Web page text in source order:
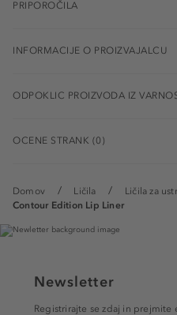
Domov Ličila Ličila za
Contour Edition Lip Liner
PRIPOROČILA
INFORMACIJE O PROIZVAJALCU
ODPOKLIC PROIZVODA IZ
OCENE STRANK (0)
Newsletter
Registrirajte se zdaj in prejmite